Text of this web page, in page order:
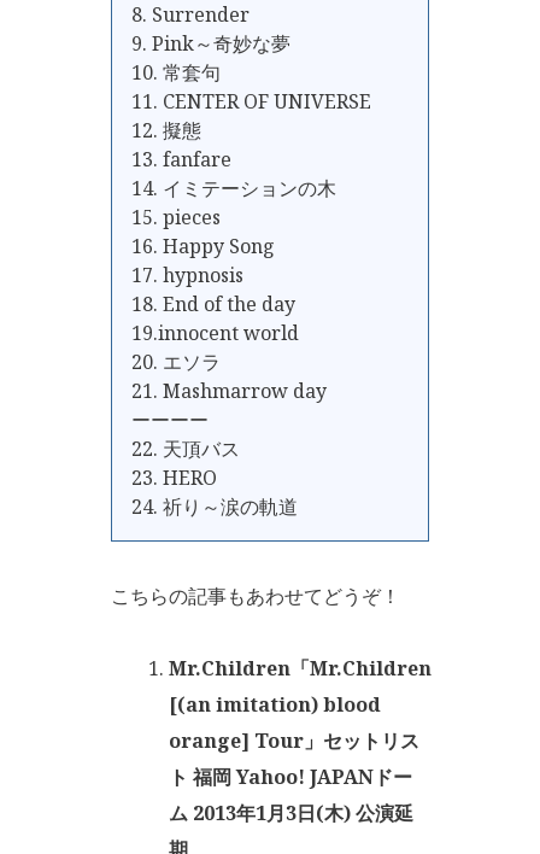
8. Surrender
9. Pink～奇妙な夢
10. 常套句
11. CENTER OF UNIVERSE
12. 擬態
13. fanfare
14. イミテーションの木
15. pieces
16. Happy Song
17. hypnosis
18. End of the day
19.innocent world
20. エソラ
21. Mashmarrow day
ーーーー
22. 天頂バス
23. HERO
24. 祈り～涙の軌道
こちらの記事もあわせてどうぞ！
Mr.Children「Mr.Children
[(an imitation) blood
orange] Tour」セットリス
ト 福岡 Yahoo! JAPANドー
ム 2013年1月3日(木) 公演延